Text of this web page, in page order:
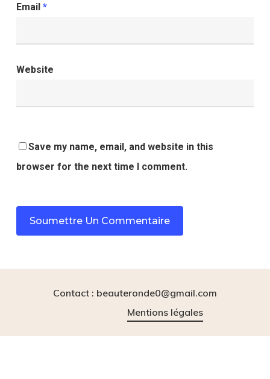
Email *
Website
Save my name, email, and website in this
browser for the next time I comment.
Contact : beauteronde0@gmail.com
Mentions légales